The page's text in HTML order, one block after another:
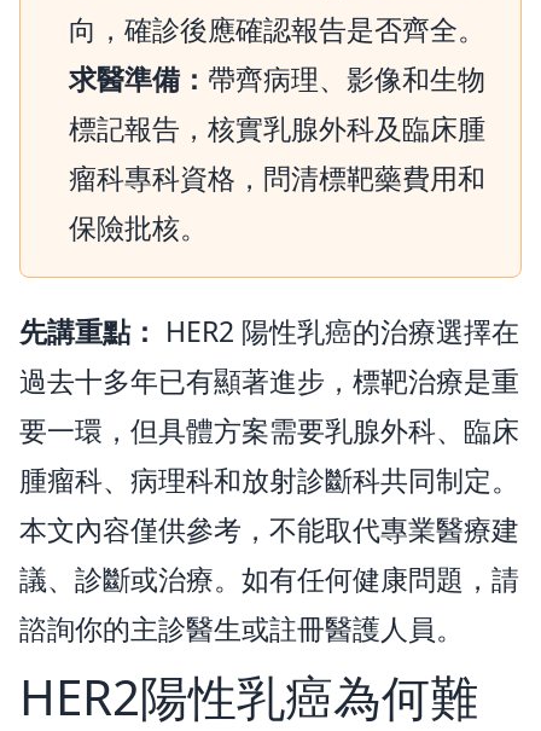
向，確診後應確認報告是否齊全。
求醫準備： 帶齊病理、影像和生物
標記報告，核實乳腺外科及臨床腫
瘤科專科資格，問清標靶藥費用和
保險批核。
先講重點： HER2 陽性乳癌的治療選擇在
過去十多年已有顯著進步，標靶治療是重
要一環，但具體方案需要乳腺外科、臨床
腫瘤科、病理科和放射診斷科共同制定。
本文內容僅供參考，不能取代專業醫療建
議、診斷或治療。如有任何健康問題，請
諮詢你的主診醫生或註冊醫護人員。
HER2陽性乳癌為何難